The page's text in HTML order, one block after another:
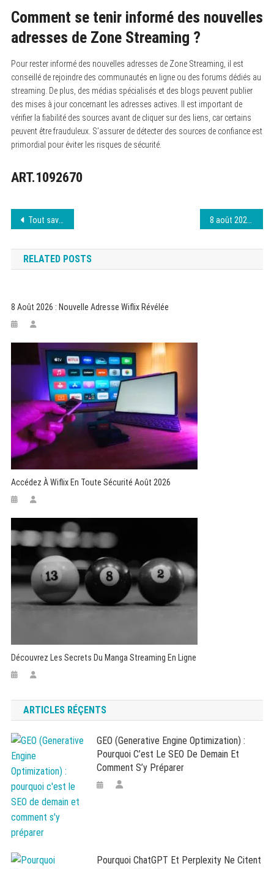
Comment se tenir informé des nouvelles
adresses de Zone Streaming ?
Pour rester informé des nouvelles adresses de Zone Streaming, il est
conseillé de rejoindre des communautés en ligne ou des forums dédiés au
streaming. De plus, des médias spécialisés et des blogs peuvent publier
des mises à jour concernant les adresses actives. Il est important de
vérifier la fiabilité des sources avant de cliquer sur des liens, car certains
peuvent être frauduleux. S’assurer de détecter des sources de confiance est
primordial pour éviter les risques de sécurité.
ART.1092670
Navigation
de
l’article
Tout savoir sur l’expérience 1jour1film
RELATED POSTS
8 Août 2026 : Nouvelle Adresse Wiflix Révélée
Accédez À Wiflix En Toute Sécurité Août 2026
Découvrez Les Secrets Du Manga Streaming En Ligne
ARTICLES RÉÇENTS
GEO (Generative Engine Optimization) :
Pourquoi C’est Le SEO De Demain Et
Comment S’y Préparer
Pourquoi ChatGPT Et Perplexity Ne Citent